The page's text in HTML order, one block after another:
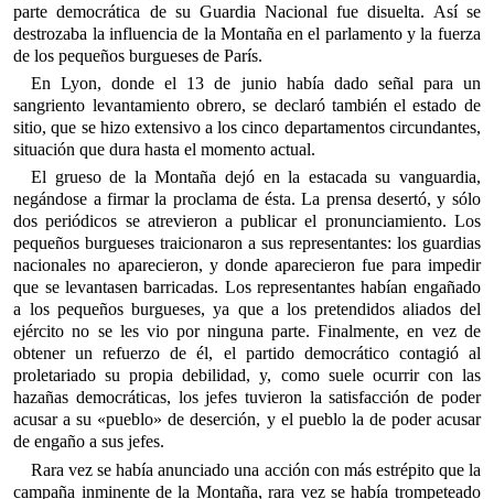
parte democrática de su Guardia Nacional fue disuelta. Así se
destrozaba la influencia de la Montaña en el parlamento y la fuerza
de los pequeños burgueses de París.
En Lyon, donde el 13 de junio había dado señal para un
sangriento levantamiento obrero, se declaró también el estado de
sitio, que se hizo extensivo a los cinco departamentos circundantes,
situación que dura hasta el momento actual.
El grueso de la Montaña dejó en la estacada su vanguardia,
negándose a firmar la proclama de ésta. La prensa desertó, y sólo
dos periódicos se atrevieron a publicar el pronunciamiento. Los
pequeños burgueses traicionaron a sus representantes: los guardias
nacionales no aparecieron, y donde aparecieron fue para impedir
que se levantasen barricadas. Los representantes habían engañado
a los pequeños burgueses, ya que a los pretendidos aliados del
ejército no se les vio por ninguna parte. Finalmente, en vez de
obtener un refuerzo de él, el partido democrático contagió al
proletariado su propia debilidad, y, como suele ocurrir con las
hazañas democráticas, los jefes tuvieron la satisfacción de poder
acusar a su «pueblo» de deserción, y el pueblo la de poder acusar
de engaño a sus jefes.
Rara vez se había anunciado una acción con más estrépito que la
campaña inminente de la Montaña, rara vez se había trompeteado